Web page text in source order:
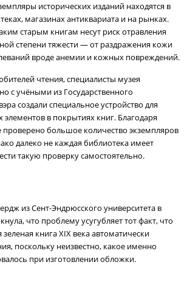
исторических изданий находятся в
магазинах антиквариата и на рынках.
старым книгам несут риск отравления
степени тяжести — от раздражения кожи
вроде анемии и кожных повреждений.
чтения, специалисты музея
с учёными из Государственного
создали специальное устройство для
элементов в покрытиях книг. Благодаря
большое количество экземпляров
далеко не каждая библиотека имеет
такую проверку самостоятельно.
из Сент-Эндрюсского университета в
что проблему усугубляет тот факт, что
книга XIX века автоматически
поскольку неизвестно, какое именно
при изготовлении обложки.